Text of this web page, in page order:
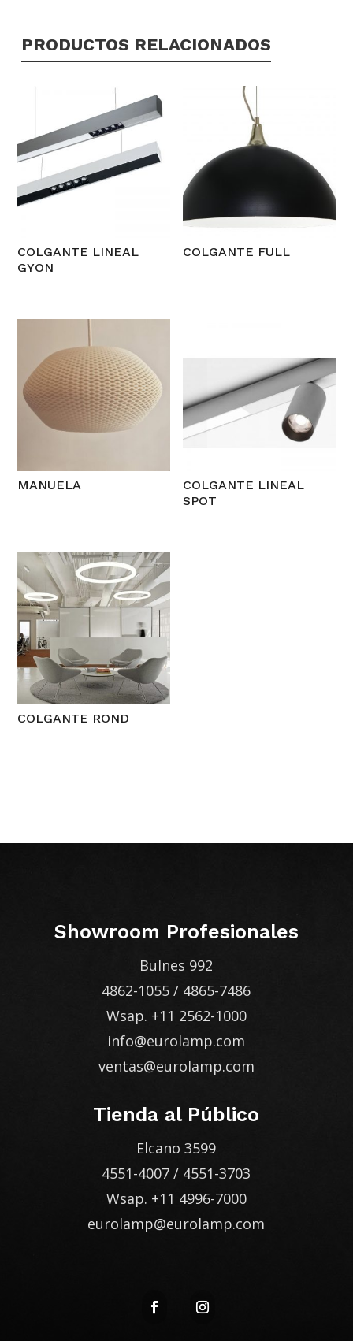
PRODUCTOS RELACIONADOS
COLGANTE LINEAL
GYON
COLGANTE FULL
MANUELA
COLGANTE LINEAL
SPOT
COLGANTE ROND
Showroom Profesionales
Bulnes 992
4862-1055 / 4865-7486
Wsap. +11 2562-1000
info@eurolamp.com
ventas@eurolamp.com
Tienda al Público
Elcano 3599
4551-4007 / 4551-3703
Wsap. +11 4996-7000
eurolamp@eurolamp.com